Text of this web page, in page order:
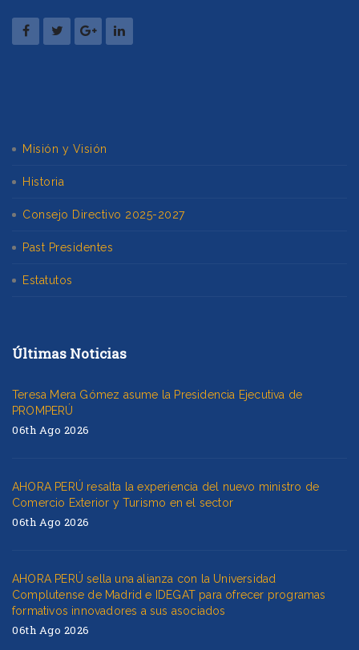
Misión y Visión
Historia
Consejo Directivo 2025-2027
Past Presidentes
Estatutos
Últimas Noticias
Teresa Mera Gómez asume la Presidencia Ejecutiva de
PROMPERÚ
06th Ago 2026
AHORA PERÚ resalta la experiencia del nuevo ministro de
Comercio Exterior y Turismo en el sector
06th Ago 2026
AHORA PERÚ sella una alianza con la Universidad
Complutense de Madrid e IDEGAT para ofrecer programas
formativos innovadores a sus asociados
06th Ago 2026